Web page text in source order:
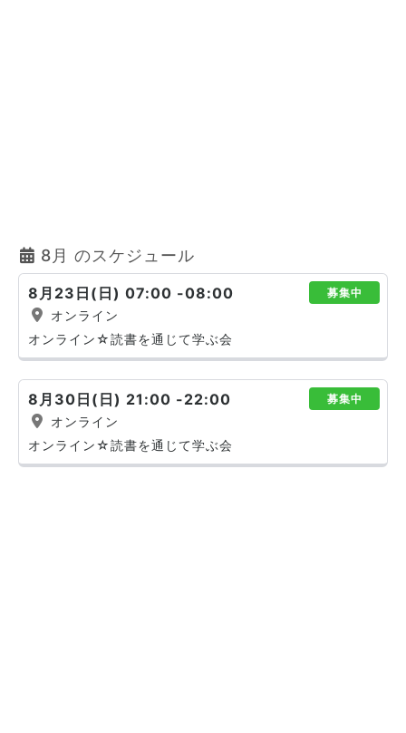
8月 のスケジュール
8月23日(日) 07:00 -08:00 募集中
オンライン
オンライン☆読書を通じて学ぶ会
8月30日(日) 21:00 -22:00 募集中
オンライン
オンライン☆読書を通じて学ぶ会